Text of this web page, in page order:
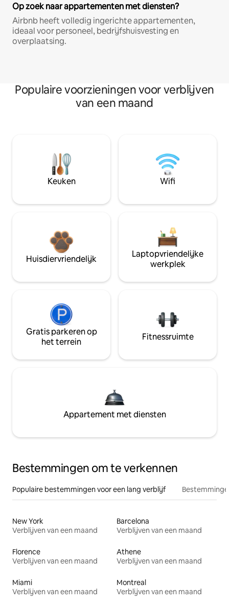
Op zoek naar appartementen met diensten?
Airbnb heeft volledig ingerichte appartementen,
ideaal voor personeel, bedrijfshuisvesting en
overplaatsing.
Populaire voorzieningen voor verblijven
van een maand
Keuken Wifi
Huisdiervriendelijk
Laptopvriendelijke
werkplek
Gratis parkeren op
het terrein
Fitnessruimte
Appartement met diensten
Bestemmingen om te verkennen
Populaire bestemmingen voor een lang verblijf
New York
Verblijven van een maand
Barcelona
Verblijven van een maand
Florence
Verblijven van een maand
Athene
Verblijven van een maand
Miami
Verblijven van een maand
Montreal
Verblijven van een maand